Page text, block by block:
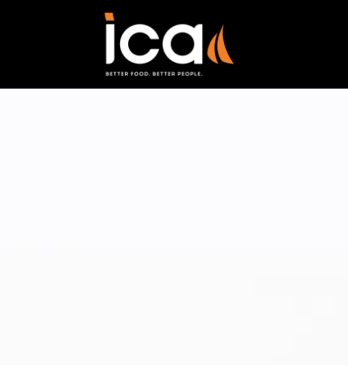
Saltar para o conteúdo principal